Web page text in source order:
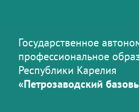
Государственное
профессиональное
Республики Карелия
«Петрозаводский